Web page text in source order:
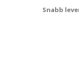
Snabb